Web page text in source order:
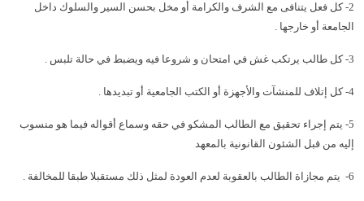
2- كل فعل يتنافى مع الشرف والكرامة أو مخل بحسن السير والسلوك داخل
الجامعة أو خارجها .
3- كل طالب يرتكب غش في امتحان و شروعا فيه ويضبط في حالة تلبس .
4- كل إتلاف للمنشآت والأجهزة أو الكتب الجامعية أو تبديدها .
5- يتم إجراء تحقيق مع الطالب المشكو في حقه وسماع أقواله فيما هو منسوب
إليه من قبل الشئون القانونية بالمعهد
6- يتم مجازاة الطالب بالعقوبة لعدم العودة لمثل ذلك مستقبلا طبقا للمخالفة .